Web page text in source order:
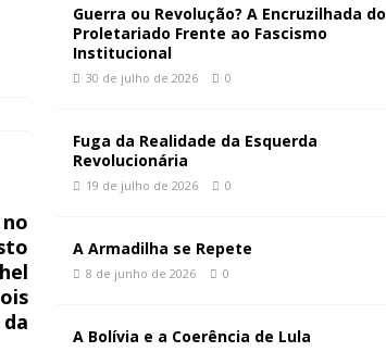
Guerra ou Revolução? A Encruzilhada do
Proletariado Frente ao Fascismo
Institucional
30 de julho de 2026 0
Fuga da Realidade da Esquerda
Revolucionária
19 de julho de 2026 0
A Armadilha se Repete
8 de junho de 2026 0
A Bolívia e a Coerência de Lula